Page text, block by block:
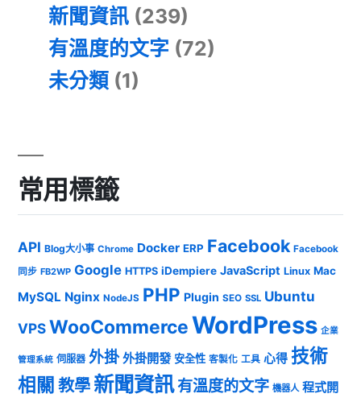
新聞資訊 (239)
有溫度的文字 (72)
未分類 (1)
常用標籤
API Blog大小事 Chrome Docker ERP Facebook Facebook
同步 FB2WP Google HTTPS iDempiere JavaScript Linux Mac
MySQL Nginx NodeJS PHP Plugin SEO SSL Ubuntu
VPSWooCommerceWordPress 企業
管理系統 伺服器 外掛 外掛開發 安全性 客製化 工具 心得 技術
相關 教學 新聞資訊有溫度的文字 機器人 程式開